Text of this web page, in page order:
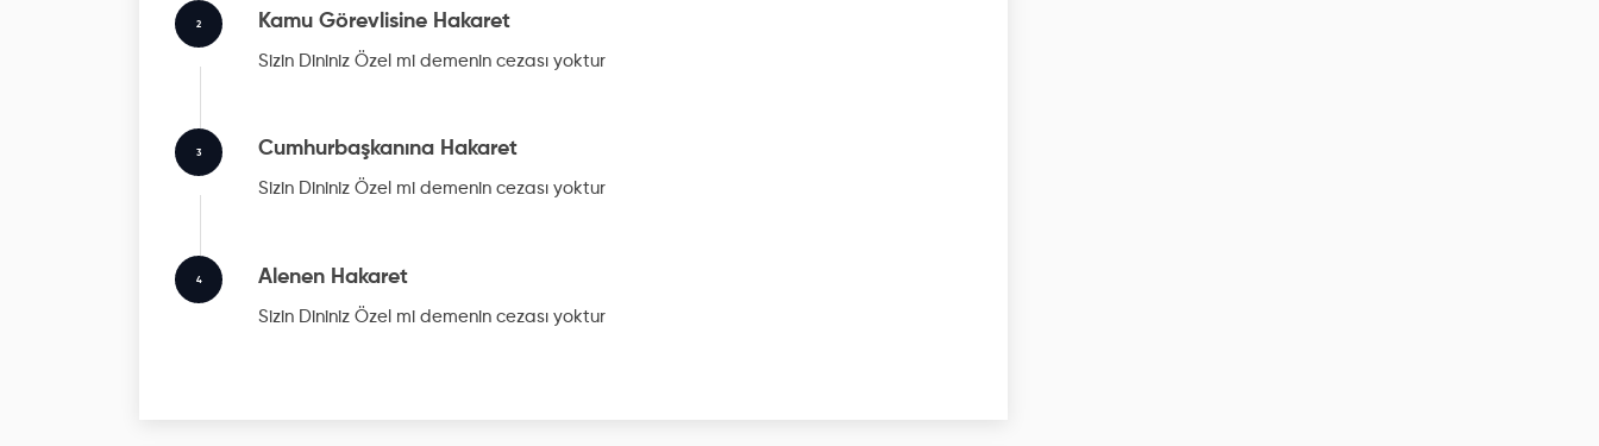
2 Kamu Görevlisine Hakaret
Sizin Dininiz Özel mi demenin cezası yoktur
3 Cumhurbaşkanına Hakaret
Sizin Dininiz Özel mi demenin cezası yoktur
4 Alenen Hakaret
Sizin Dininiz Özel mi demenin cezası yoktur